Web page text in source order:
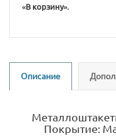
«В корзину».
Описание
Покрытие: